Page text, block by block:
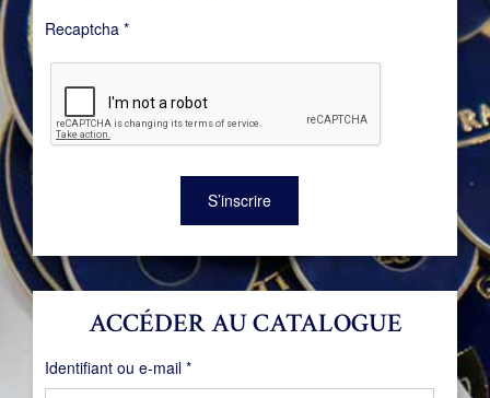
ACCÉDER AU CATALOGUE
Identifiant ou e-mail *Obligatoire
Recaptcha *
S’inscrire